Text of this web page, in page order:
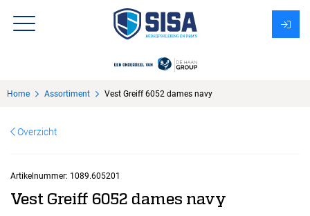
Over Sisa
KMS
Uitzendbureau?
Home Assortiment Vest Greiff 6052 dames navy
Overzicht
Artikelnummer: 1089.605201
Vest Greiff 6052 dames navy